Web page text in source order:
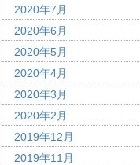
2020年7月
2020年6月
2020年5月
2020年4月
2020年3月
2020年2月
2019年12月
2019年11月